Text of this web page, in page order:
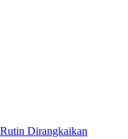
Dirangkaikan